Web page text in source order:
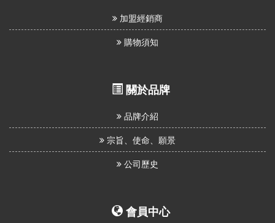
加盟經銷商
購物須知
關於品牌
品牌介紹
宗旨、使命、願景
公司歷史
會員中心